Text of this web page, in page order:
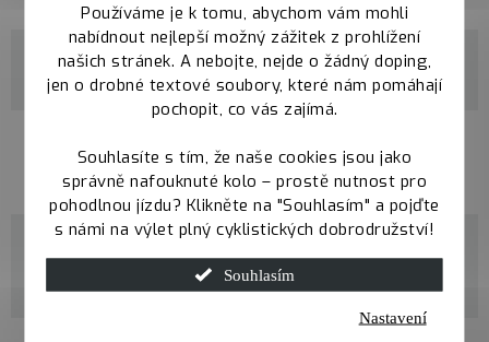
Používáme je k tomu, abychom vám mohli
nabídnout nejlepší možný zážitek z prohlížení
našich stránek. A nebojte, nejde o žádný doping,
jen o drobné textové soubory, které nám pomáhají
pochopit, co vás zajímá.
Souhlasíte s tím, že naše cookies jsou jako
správně nafouknuté kolo – prostě nutnost pro
pohodlnou jízdu? Klikněte na "Souhlasím" a pojďte
s námi na výlet plný cyklistických dobrodružství!
Souhlasím
Nastavení
průměr
kol
700c
pláště
50c
vidlice
(max
délka)
395 mm